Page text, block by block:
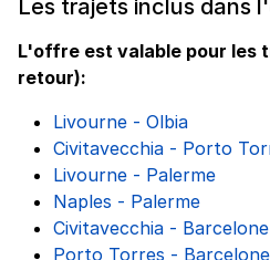
Les trajets inclus dans
L'offre est valable pour les
retour):
Livourne - Olbia
Civitavecchia - Porto
Livourne - Palerme
Naples - Palerme
Civitavecchia - Barcelone
Porto Torres - Barcelone